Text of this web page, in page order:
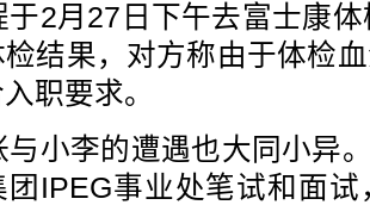
月27日下午去富士康体
结果，对方称由于体检
职要求。
李的遭遇也大同小异。
团IPEG事业处笔试和面